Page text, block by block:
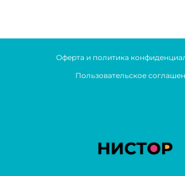
Оферта и политика
Пользовательское